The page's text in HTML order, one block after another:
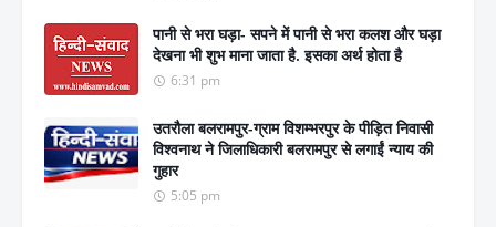
पानी से भरा घड़ा- सपने में पानी से भरा कलश और घड़ा
देखना भी शुभ माना जाता है. इसका अर्थ होता है
6:31 pm
उतरौला बलरामपुर-ग्राम विशम्भरपुर के पीड़ित निवासी
विश्वनाथ ने जिलाधिकारी बलरामपुर से लगाईं न्याय की
गुहार
5:05 pm